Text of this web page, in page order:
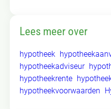
Lees meer over
hypotheek
hypotheekadviseur
hypotheekrente
hypotheekvoorwaarden